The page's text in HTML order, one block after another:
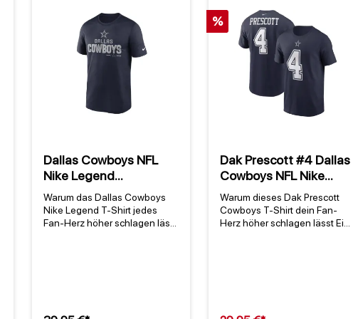
Dallas Cowboys NFL
Nike Legend
Community
Performance T-Shirt
Blau
Warum das Dallas Cowboys
Nike Legend T-Shirt jedes
Fan-Herz höher schlagen lässt
1960 [1] zu den treuesten
%
Dak Prescott #4 Dallas
Cowboys NFL Nike
Player T-Shirt Navy
Warum dieses Dak Prescott
Cowboys T-Shirt dein Fan-
Herz höher schlagen lässt Ein
steht der Spieler mit der